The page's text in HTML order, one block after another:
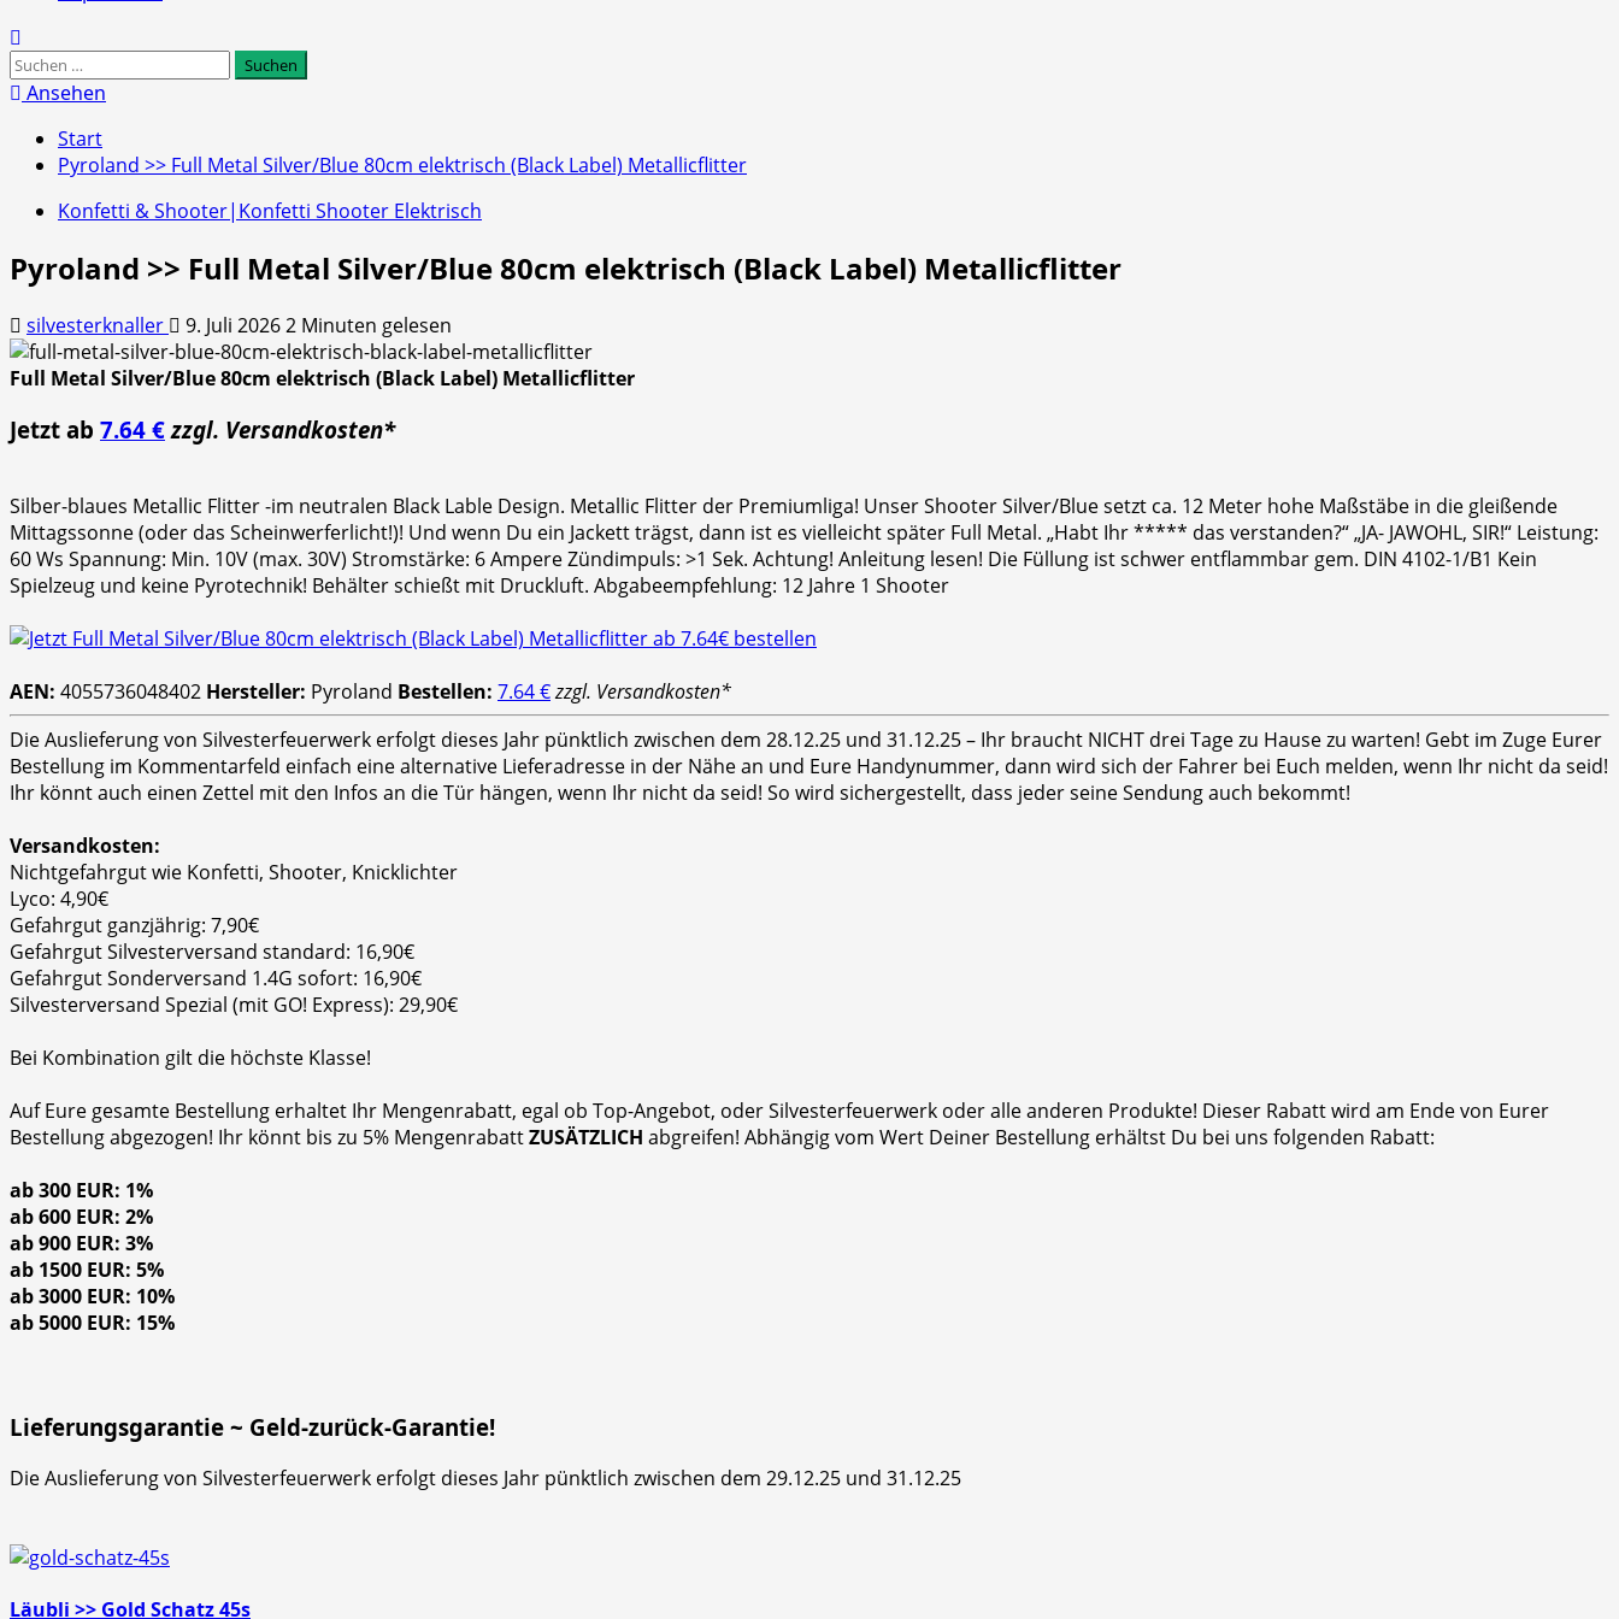
Suchen
nach:
Ansehen
Start
Pyroland >> Full Metal Silver/Blue 80cm elektrisch (Black Label) Metallicflitter
Konfetti & Shooter|Konfetti Shooter Elektrisch
Pyroland >> Full Metal Silver/Blue 80cm elektrisch (Black Label) Metallicflitter
silvesterknaller 9. Juli 20262 Minuten gelesen
Full Metal Silver/Blue 80cm elektrisch (Black Label) Metallicflitter
Jetzt ab 7.64 € zzgl. Versandkosten*
Silber-blaues Metallic Flitter -im neutralen Black Lable Design. Metallic Flitter der Premiumliga! Unser Shooter Silver/Blue setzt ca. 12 Meter hohe Maßstäbe in die gleißende
Mittagssonne (oder das Scheinwerferlicht!)! Und wenn Du ein Jackett trägst, dann ist es vielleicht später Full Metal. „Habt Ihr ***** das verstanden?“ „JA- JAWOHL, SIR!“ Leistung:
60 Ws Spannung: Min. 10V (max. 30V) Stromstärke: 6 Ampere Zündimpuls: >1 Sek. Achtung! Anleitung lesen! Die Füllung ist schwer entflammbar gem. DIN 4102-1/B1 Kein
Spielzeug und keine Pyrotechnik! Behälter schießt mit Druckluft. Abgabeempfehlung: 12 Jahre 1 Shooter
AEN: 4055736048402 Hersteller: Pyroland Bestellen: 7.64 €zzgl. Versandkosten*
Die Auslieferung von Silvesterfeuerwerk erfolgt dieses Jahr pünktlich zwischen dem 28.12.25 und 31.12.25 – Ihr braucht NICHT drei Tage zu Hause zu warten! Gebt im Zuge Eurer
Bestellung im Kommentarfeld einfach eine alternative Lieferadresse in der Nähe an und Eure Handynummer, dann wird sich der Fahrer bei Euch melden, wenn Ihr nicht da seid!
Ihr könnt auch einen Zettel mit den Infos an die Tür hängen, wenn Ihr nicht da seid! So wird sichergestellt, dass jeder seine Sendung auch bekommt!
Versandkosten:
Nichtgefahrgut wie Konfetti, Shooter, Knicklichter
Lyco: 4,90€
Gefahrgut ganzjährig: 7,90€
Gefahrgut Silvesterversand standard: 16,90€
Gefahrgut Sonderversand 1.4G sofort: 16,90€
Silvesterversand Spezial (mit GO! Express): 29,90€
Bei Kombination gilt die höchste Klasse!
Auf Eure gesamte Bestellung erhaltet Ihr Mengenrabatt, egal ob Top-Angebot, oder Silvesterfeuerwerk oder alle anderen Produkte! Dieser Rabatt wird am Ende von Eurer
Bestellung abgezogen! Ihr könnt bis zu 5% MengenrabattZUSÄTZLICH abgreifen! Abhängig vom Wert Deiner Bestellung erhältst Du bei uns folgenden Rabatt:
ab 300 EUR: 1%
ab 600 EUR: 2%
ab 900 EUR: 3%
ab 1500 EUR: 5%
ab 3000 EUR: 10%
ab 5000 EUR: 15%
Lieferungsgarantie ~ Geld-zurück-Garantie!
Die Auslieferung von Silvesterfeuerwerk erfolgt dieses Jahr pünktlich zwischen dem 29.12.25 und 31.12.25
Läubli >> Gold Schatz 45s